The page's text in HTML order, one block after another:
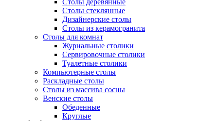
Столы деревянные
Столы стеклянные
Дизайнерские столы
Столы из керамогранита
Столы для комнат
Журнальные столики
Сервировочные столики
Туалетные столики
Компьютерные столы
Раскладные столы
Столы из массива сосны
Венские столы
Обеденные
Круглые